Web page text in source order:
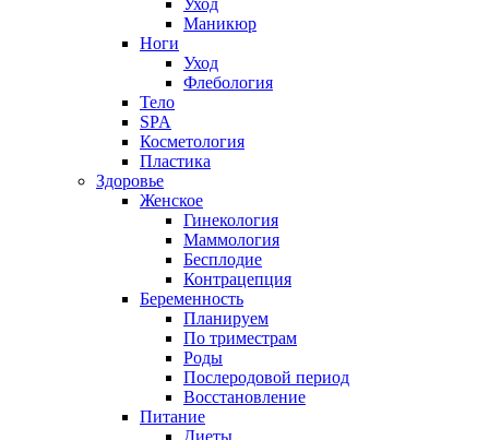
Уход
Маникюр
Ноги
Уход
Флебология
Тело
SPA
Косметология
Пластика
Здоровье
Женское
Гинекология
Маммология
Бесплодие
Контрацепция
Беременность
Планируем
По триместрам
Роды
Послеродовой период
Восстановление
Питание
Диеты